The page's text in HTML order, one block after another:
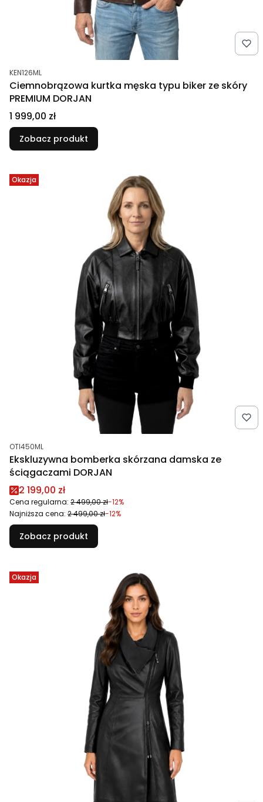
Kod produktu
KEN126ML
Ciemnobrązowa kurtka męska typu biker ze skóry
PREMIUM DORJAN
Cena
1 999,00 zł
Zobacz produkt
Okazja
Kod produktu
OTI450ML
Ekskluzywna bomberka skórzana damska ze
ściągaczami DORJAN
Cena promocyjna
2 199,00 zł
Cena regularna: 2 499,00 zł-12%
Najniższa cena: 2 499,00 zł-12%
Zobacz produkt
Okazja